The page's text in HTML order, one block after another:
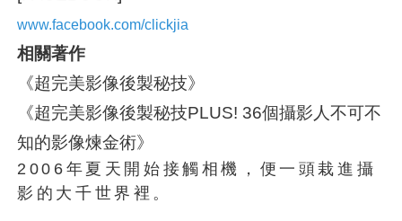
www.facebook.com/clickjia
相關著作
《超完美影像後製秘技》
《超完美影像後製秘技PLUS! 36個攝影人不可不
知的影像煉金術》
2006年夏天開始接觸相機，便一頭栽進攝
影的大千世界裡。